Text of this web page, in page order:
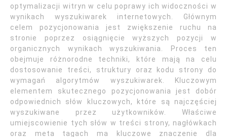
optymalizacji witryn w celu poprawy ich widoczności w
wynikach wyszukiwarek internetowych. Głównym
celem pozycjonowania jest zwiększenie ruchu na
stronie poprzez osiągnięcie wyższych pozycji w
organicznych wynikach wyszukiwania. Proces ten
obejmuje różnorodne techniki, które mają na celu
dostosowanie treści, struktury oraz kodu strony do
wymagań algorytmów wyszukiwarek. Kluczowym
elementem skutecznego pozycjonowania jest dobór
odpowiednich słów kluczowych, które są najczęściej
wyszukiwane przez użytkowników. Właściwe
umiejscowienie tych słów w treści strony, nagłówkach
oraz meta tagach ma kluczowe znaczenie dla